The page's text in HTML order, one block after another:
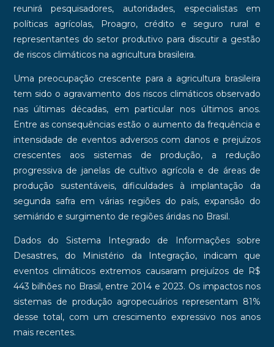
reunirá pesquisadores, autoridades, especialistas em
políticas agrícolas, Proagro, crédito e seguro rural e
representantes do setor produtivo para discutir a gestão
de riscos climáticos na agricultura brasileira.
Uma preocupação crescente para a agricultura brasileira
tem sido o agravamento dos riscos climáticos observado
nas últimas décadas, em particular nos últimos anos.
Entre as consequências estão o aumento da frequência e
intensidade de eventos adversos com danos e prejuízos
crescentes aos sistemas de produção, a redução
progressiva de janelas de cultivo agrícola e de áreas de
produção sustentáveis, dificuldades à implantação da
segunda safra em várias regiões do país, expansão do
semiárido e surgimento de regiões áridas no Brasil.
Dados do Sistema Integrado de Informações sobre
Desastres, do Ministério da Integração, indicam que
eventos climáticos extremos causaram prejuízos de R$
443 bilhões no Brasil, entre 2014 e 2023. Os impactos nos
sistemas de produção agropecuários representam 81%
desse total, com um crescimento expressivo nos anos
mais recentes.